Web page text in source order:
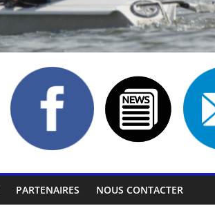
PARTENAIRES NOUS CONTACTER